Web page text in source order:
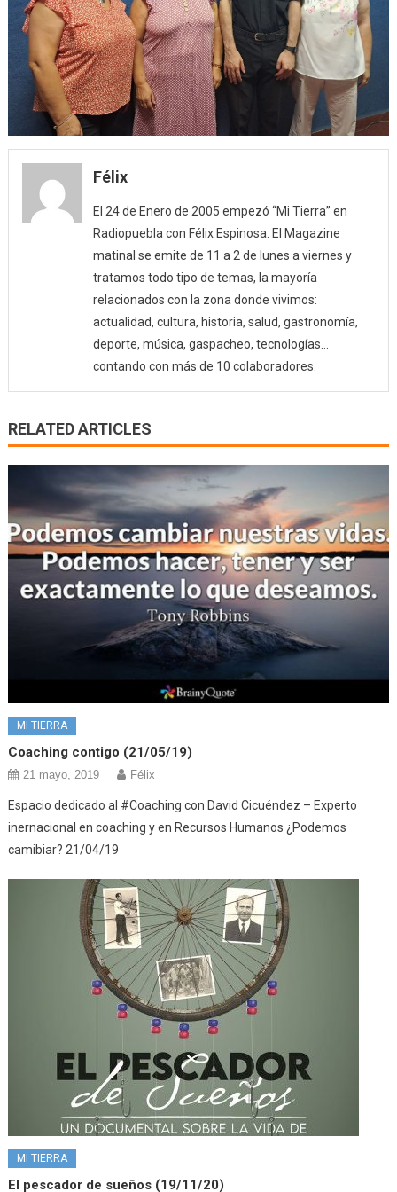
Félix
El 24 de Enero de 2005 empezó “Mi Tierra” en
Radiopuebla con Félix Espinosa. El Magazine
matinal se emite de 11 a 2 de lunes a viernes y
tratamos todo tipo de temas, la mayoría
relacionados con la zona donde vivimos:
actualidad, cultura, historia, salud, gastronomía,
deporte, música, gaspacheo, tecnologías…
contando con más de 10 colaboradores.
RELATED ARTICLES
MI TIERRA
Coaching contigo (21/05/19)
21 mayo, 2019 Félix
Espacio dedicado al #Coaching con David Cicuéndez – Experto
inernacional en coaching y en Recursos Humanos ¿Podemos
camibiar? 21/04/19
MI TIERRA
El pescador de sueños (19/11/20)